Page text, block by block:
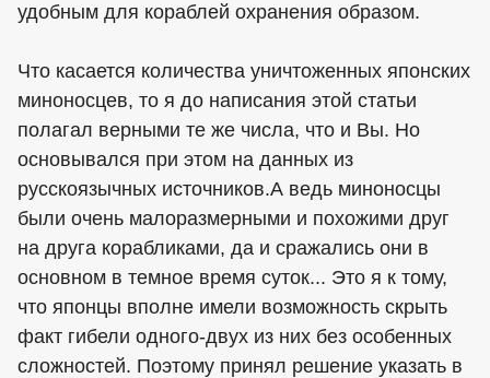
удобным для кораблей охранения образом.
Что касается количества уничтоженных японских
миноносцев, то я до написания этой статьи
полагал верными те же числа, что и Вы. Но
основывался при этом на данных из
русскоязычных источников.А ведь миноносцы
были очень малоразмерными и похожими друг
на друга корабликами, да и сражались они в
основном в темное время суток... Это я к тому,
что японцы вполне имели возможность скрыть
факт гибели одного-двух из них без особенных
сложностей. Поэтому принял решение указать в